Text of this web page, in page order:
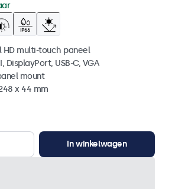
HD multi-touch paneel
DisplayPort, USB-C, VGA
mount
x 44 mm
In winkelwagen